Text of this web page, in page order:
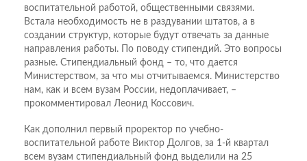
воспитательной работой, общественными связями.
Встала необходимость не в раздувании штатов, а в
создании структур, которые будут отвечать за данные
направления работы. По поводу стипендий. Это вопросы
разные. Стипендиальный фонд – то, что дается
Министерством, за что мы отчитываемся. Министерство
нам, как и всем вузам России, недоплачивает, –
прокомментировал Леонид Коссович.
Как дополнил первый проректор по учебно-
воспитательной работе Виктор Долгов, за 1-й квартал
всем вузам стипендиальный фонд выделили на 25